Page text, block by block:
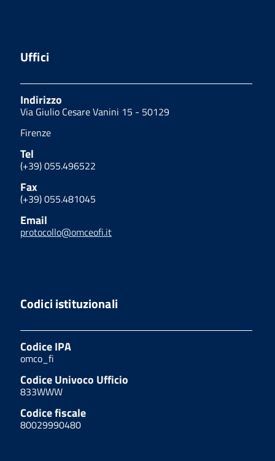
Uffici
Indirizzo
Via Giulio Cesare Vanini 15 - 50129
Firenze
Tel
(+39) 055.496522
Fax
(+39) 055.481045
Email
protocollo@omceofi.it
Codici istituzionali
Codice IPA
omco_fi
Codice Univoco Ufficio
833WWW
Codice fiscale
80029990480